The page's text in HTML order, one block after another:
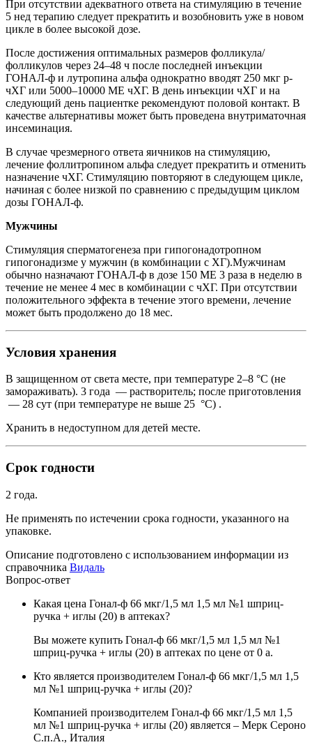
При отсутствии адекватного ответа на стимуляцию в течение
5 нед терапию следует прекратить и возобновить уже в новом
цикле в более высокой дозе.
После достижения оптимальных размеров фолликула/
фолликулов через 24–48 ч после последней инъекции
ГОНАЛ-ф и лутропина альфа однократно вводят 250 мкг р-
чХГ или 5000–10000 МЕ чХГ. В день инъекции чХГ и на
следующий день пациентке рекомендуют половой контакт. В
качестве альтернативы может быть проведена внутриматочная
инсеминация.
В случае чрезмерного ответа яичников на стимуляцию,
лечение фоллитропином альфа следует прекратить и отменить
назначение чХГ. Стимуляцию повторяют в следующем цикле,
начиная с более низкой по сравнению с предыдущим циклом
дозы ГОНАЛ-ф.
Мужчины
Стимуляция сперматогенеза при гипогонадотропном
гипогонадизме у мужчин (в комбинации с ХГ).Мужчинам
обычно назначают ГОНАЛ-ф в дозе 150 МЕ 3 раза в неделю в
течение не менее 4 мес в комбинации с чХГ. При отсутствии
положительного эффекта в течение этого времени, лечение
может быть продолжено до 18 мес.
Условия хранения
В защищенном от света месте, при температуре 2–8 °C (не
замораживать). 3 года — растворитель; после приготовления
— 28 сут (при температуре не выше 25 °C) .
Хранить в недоступном для детей месте.
Срок годности
2 года.
Не применять по истечении срока годности, указанного на
упаковке.
Описание подготовлено с использованием информации из
справочника Видаль
Вопрос-ответ
Какая цена Гонал-ф 66 мкг/1,5 мл 1,5 мл №1 шприц-
ручка + иглы (20) в аптеках?
Вы можете купить Гонал-ф 66 мкг/1,5 мл 1,5 мл №1
шприц-ручка + иглы (20) в аптеках по цене от 0 a.
Кто является производителем Гонал-ф 66 мкг/1,5 мл 1,5
мл №1 шприц-ручка + иглы (20)?
Компанией производителем Гонал-ф 66 мкг/1,5 мл 1,5
мл №1 шприц-ручка + иглы (20) является – Мерк Сероно
С.п.А., Италия